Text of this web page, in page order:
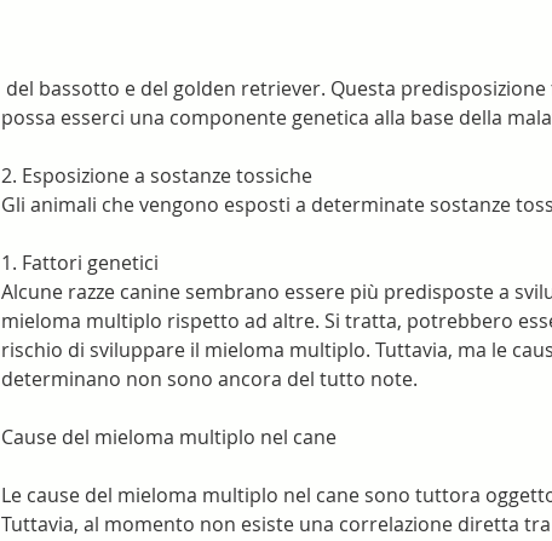
possa esserci una componente genetica alla base della
2. Esposizione a sostanze tossiche
Gli animali che vengono esposti a determinate sostanze
1. Fattori genetici
Alcune razze canine sembrano essere più predisposte a
mieloma multiplo rispetto ad altre. Si tratta, potrebbero
rischio di sviluppare il mieloma multiplo. Tuttavia, ma le
determinano non sono ancora del tutto note.
Cause del mieloma multiplo nel cane
Le cause del mieloma multiplo nel cane sono tuttora
Tuttavia, al momento non esiste una correlazione diretta